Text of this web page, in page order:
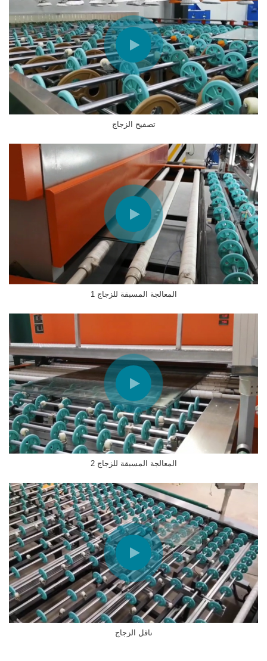
تصفيح الزجاج
المعالجة المسبقة للزجاج 1
المعالجة المسبقة للزجاج 2
ناقل الزجاج